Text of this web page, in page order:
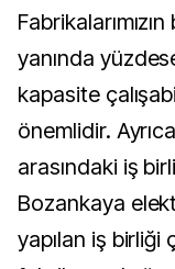
yanında
kapasite
önemlidir.
arasındaki iş
Bozankaya
yapılan iş